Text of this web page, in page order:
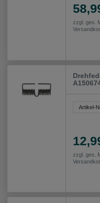
zzgl. ges.
Artikel-
zzgl. ges.